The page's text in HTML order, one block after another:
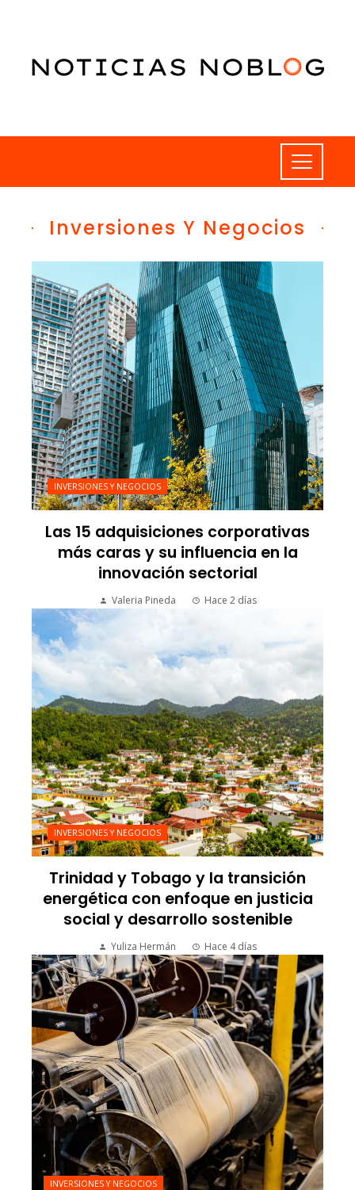
Inversiones Y Negocios
INVERSIONES Y NEGOCIOS
Las 15 adquisiciones corporativas
más caras y su influencia en la
innovación sectorial
Valeria Pineda Hace 2 días
INVERSIONES Y NEGOCIOS
Trinidad y Tobago y la transición
energética con enfoque en justicia
social y desarrollo sostenible
Yuliza Hermán Hace 4 días
INVERSIONES Y NEGOCIOS